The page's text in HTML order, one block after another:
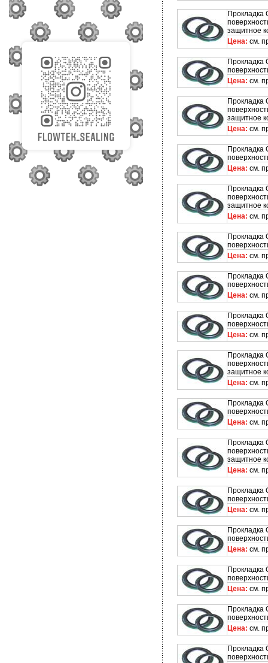
Прокладка
защитное
Цена: см.
Прокладка
Цена: см.
Прокладка
защитное
Цена: см.
Прокладка
Цена: см.
Прокладка
защитное
Цена: см.
Прокладка
Цена: см.
Прокладка
Цена: см.
Прокладка
Цена: см.
Прокладка
защитное
Цена: см.
Прокладка
Цена: см.
Прокладка
защитное
Цена: см.
Прокладка
Цена: см.
Прокладка
Цена: см.
Прокладка
Цена: см.
Прокладка
Цена: см.
Прокладка